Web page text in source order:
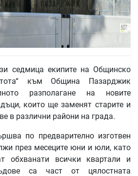
седмица екипите на Общинско
към Община Пазарджик
разполагане на новите
които ще заменят старите и
в различни райони на града.
по предварително изготвен
през месеците юни и юли, като
обхванати всички квартали и
са част от цялостната